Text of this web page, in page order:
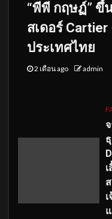
“พีพี กฤษฏ์”
สเดอร์
ประเทศไทย
2 เดือน ago admin